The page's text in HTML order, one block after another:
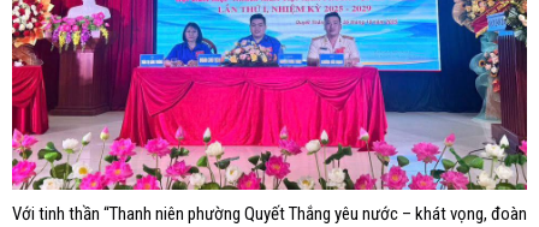
Với tinh thần “Thanh niên phường Quyết Thắng yêu nước – khát vọng, đoàn